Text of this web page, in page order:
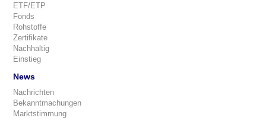
ETF/ETP
Fonds
Rohstoffe
Zertifikate
Nachhaltig
Einstieg
News
Nachrichten
Bekanntmachungen
Marktstimmung